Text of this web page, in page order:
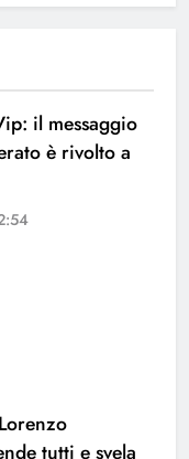
il messaggio
è rivolto a
tutti e svela